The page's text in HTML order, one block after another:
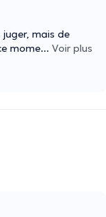
mais de
mome... Voir plus